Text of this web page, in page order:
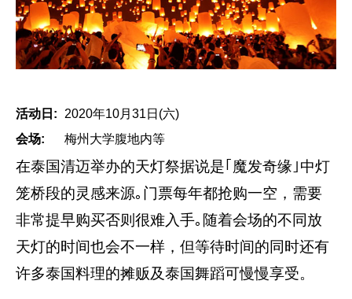
活动日:
2020年10月31日(六)
会场:
梅州大学腹地内等
在泰国清迈举办的天灯祭据说是｢魔发奇缘｣中灯
笼桥段的灵感来源｡门票每年都抢购一空，需要
非常提早购买否则很难入手｡随着会场的不同放
天灯的时间也会不一样，但等待时间的同时还有
许多泰国料理的摊贩及泰国舞蹈可慢慢享受。